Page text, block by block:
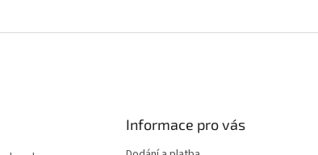
Informace pro vás